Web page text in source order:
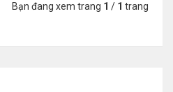
Bạn đang xem trang 1 / 1 trang